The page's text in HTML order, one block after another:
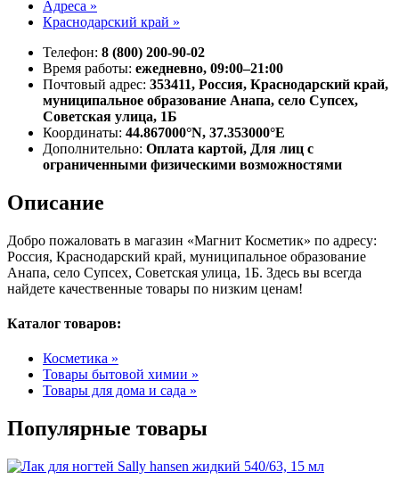
Адреса »
Краснодарский край »
Телефон: 8 (800) 200-90-02
Время работы: ежедневно, 09:00–21:00
Почтовый адрес: 353411, Россия, Краснодарский край,
муниципальное образование Анапа, село Супсех,
Советская улица, 1Б
Координаты: 44.867000°N, 37.353000°E
Дополнительно: Оплата картой, Для лиц с
ограниченными физическими возможностями
Описание
Добро пожаловать в магазин «Магнит Косметик» по адресу:
Россия, Краснодарский край, муниципальное образование
Анапа, село Супсех, Советская улица, 1Б. Здесь вы всегда
найдете качественные товары по низким ценам!
Каталог товаров:
Косметика »
Товары бытовой химии »
Товары для дома и сада »
Популярные товары